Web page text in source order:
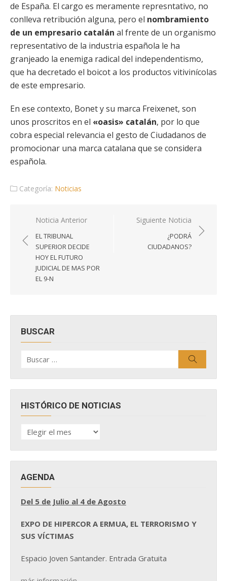
de España. El cargo es meramente represntativo, no
conlleva retribución alguna, pero el nombramiento
de un empresario catalán al frente de un organismo
representativo de la industria española le ha
granjeado la enemiga radical del independentismo,
que ha decretado el boicot a los productos vitivinícolas
de este empresario.
En ese contexto, Bonet y su marca Freixenet, son
unos proscritos en el «oasis» catalán, por lo que
cobra especial relevancia el gesto de Ciudadanos de
promocionar una marca catalana que se considera
española.
Categoría: Noticias
Navegación
de
entradas
Noticia Anterior
EL TRIBUNAL
SUPERIOR DECIDE
HOY EL FUTURO
JUDICIAL DE MAS POR
EL 9-N
Siguiente Noticia
¿PODRÁ
CIUDADANOS?
BUSCAR
por:
HISTÓRICO DE NOTICIAS
HISTÓRICO
DE
AGENDA
Del 5 de Julio al 4 de Agosto
EXPO DE HIPERCOR A ERMUA, EL TERRORISMO Y
SUS VÍCTIMAS
Espacio Joven Santander. Entrada Gratuita